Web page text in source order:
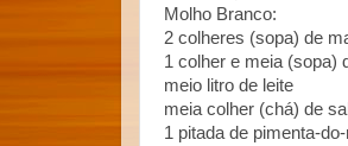
Molho Branco:
2 colheres (sopa) de
1 colher e meia (sopa)
meio litro de leite
meia colher (chá) de sal
1 pitada de pimenta-